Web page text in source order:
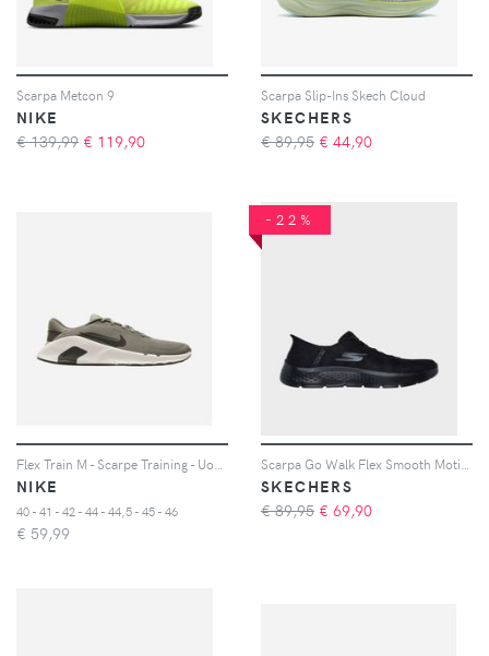
Scarpa Metcon 9
NIKE
€ 139,99 € 119,90
Scarpa Slip-Ins Skech Cloud
SKECHERS
€ 89,95 € 44,90
Flex Train M - Scarpe Training - Uomo - Verde
NIKE
40 - 41 - 42 - 44 - 44,5 - 45 - 46
€ 59,99
-22%
Scarpa Go Walk Flex Smooth Motion
SKECHERS
€ 89,95 € 69,90